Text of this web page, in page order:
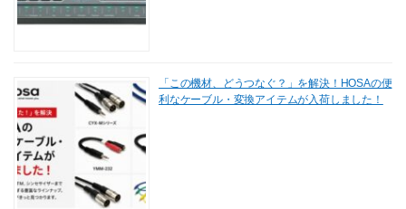
「この機材、どうつなぐ？」を解決！HOSAの便
利なケーブル・変換アイテムが入荷しました！